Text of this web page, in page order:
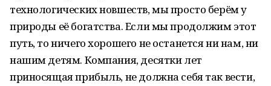
технологических новшеств, мы просто берём у
природы её богатства. Если мы продолжим этот
путь, то ничего хорошего не останется ни нам, ни
нашим детям. Компания, десятки лет
приносящая прибыль, не должна себя так вести,